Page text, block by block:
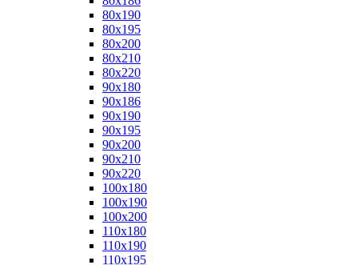
80x190
80x195
80x200
80x210
80x220
90x180
90x186
90x190
90x195
90x200
90x210
90x220
100x180
100x190
100x200
110x180
110x190
110x195